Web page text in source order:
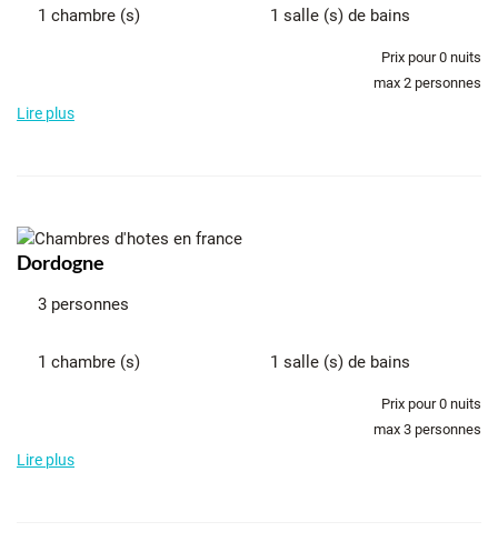
1 chambre (s) 1 salle (s) de bains
Prix pour0 nuits
max 2 personnes
Lire plus
Dordogne
3 personnes
1 chambre (s) 1 salle (s) de bains
Prix pour0 nuits
max 3 personnes
Lire plus